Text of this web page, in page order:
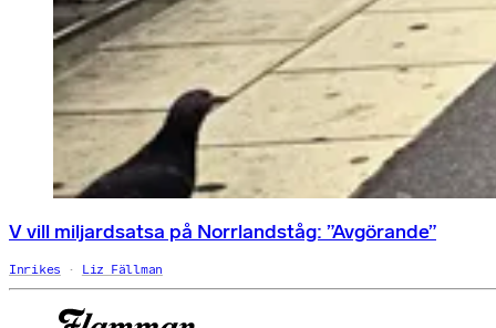
V vill miljardsatsa på Norrlandståg: ”Avgörande”
Inrikes Liz Fällman